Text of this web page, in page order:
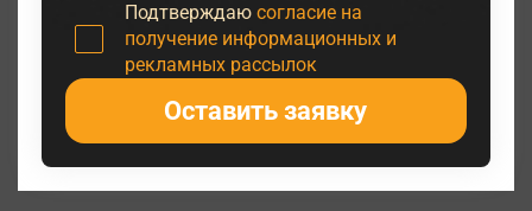
Подтверждаю согласие на
получение информационных и
рекламных рассылок
Оставить заявку